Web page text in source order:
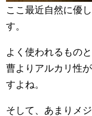
ここ最近自然に優
す。
よく使われるもの
曹よりアルカリ性
すよね。
そして、あまりメ